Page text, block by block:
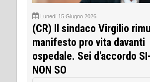
Lunedì 15 Giugno 2026
(CR) Il sindaco Virgilio
manifesto pro vita davanti
ospedale. Sei d'accordo
NON SO